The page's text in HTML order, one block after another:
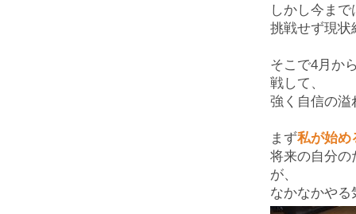
しかし今ま
挑戦せず現状
そこで4月か
戦して、
強く自信の溢
まず私が始め
将来の自分の
が、
なかなかや